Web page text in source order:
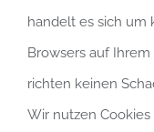
handelt es sich um
Browsers auf
richten keinen
Wir nutzen